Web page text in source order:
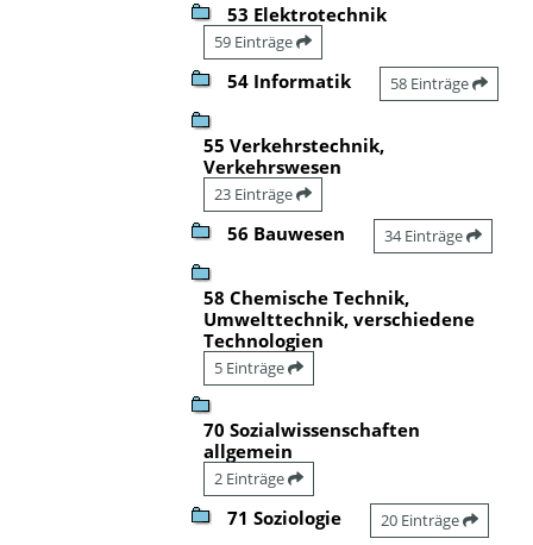
53 Elektrotechnik
59 Einträge
54 Informatik 58 Einträge
55 Verkehrstechnik,
Verkehrswesen
23 Einträge
56 Bauwesen 34 Einträge
58 Chemische Technik,
Umwelttechnik, verschiedene
Technologien
5 Einträge
70 Sozialwissenschaften
allgemein
2 Einträge
71 Soziologie 20 Einträge